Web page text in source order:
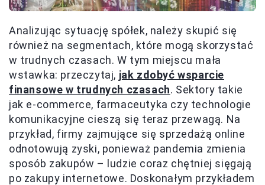
Analizując sytuację spółek, należy skupić się
również na segmentach, które mogą skorzystać
w trudnych czasach. W tym miejscu mała
wstawka: przeczytaj, jak zdobyć wsparcie
finansowe w trudnych czasach. Sektory takie
jak e-commerce, farmaceutyka czy technologie
komunikacyjne cieszą się teraz przewagą. Na
przykład, firmy zajmujące się sprzedażą online
odnotowują zyski, ponieważ pandemia zmienia
sposób zakupów – ludzie coraz chętniej sięgają
po zakupy internetowe. Doskonałym przykładem